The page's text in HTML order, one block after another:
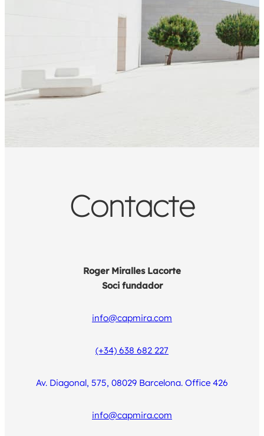
Contacte
Roger Miralles Lacorte
Soci fundador
info@capmira.com
(+34) 638 682 227
Av. Diagonal, 575, 08029 Barcelona. Office 426
info@capmira.com